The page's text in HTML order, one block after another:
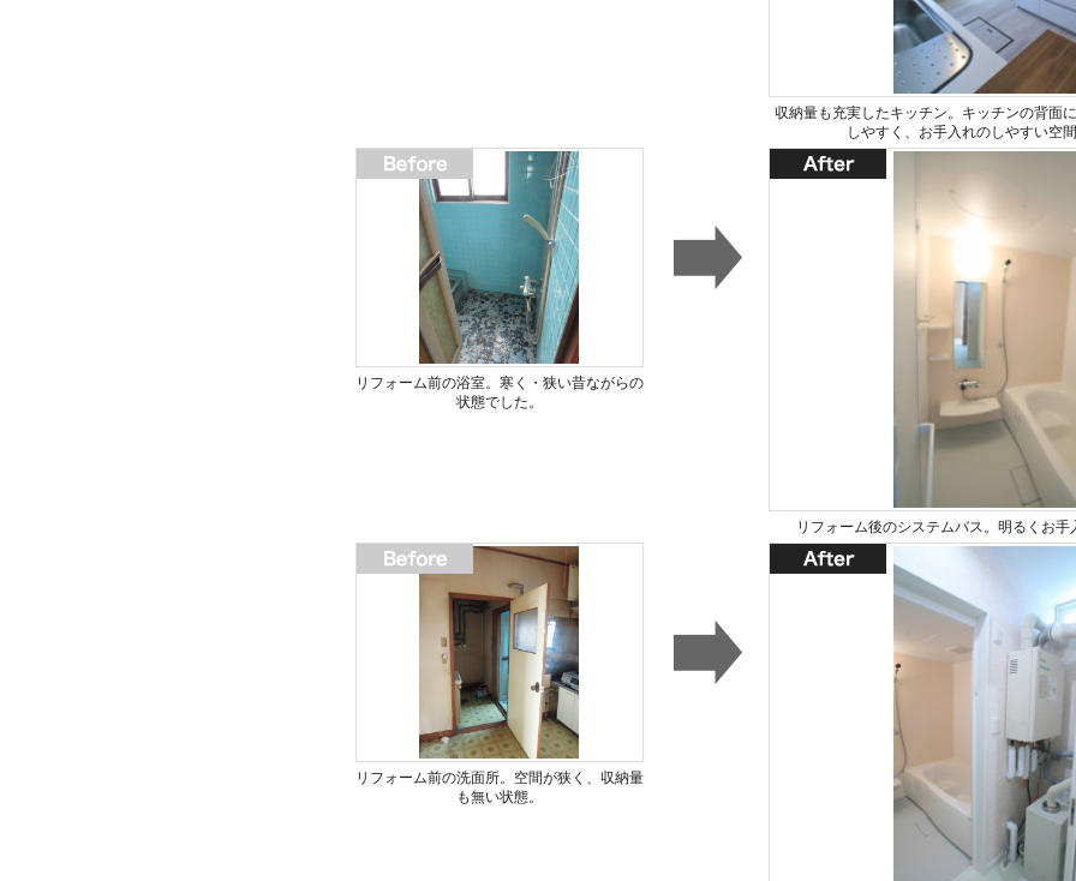
収納量も充実したキッチン。キッチンの背面
しやすく、お手入れのしやすい空
リフォーム前の浴室。寒く・狭い昔ながらの
状態でした。
リフォーム後のシステムバス。明るくお
リフォーム前の洗面所。空間が狭く、収納量
も無い状態。